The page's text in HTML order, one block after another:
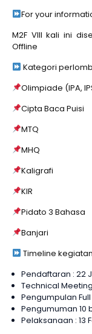
For your
M2F VIII kali ini
Offline
Kategori
Olimpiade (IPA,
Cipta Baca Puisi
MTQ
MHQ
Kaligrafi
KIR
Pidato 3 Bahasa
Banjari
Timeline kegiatan
Pendaftaran : 22
Technical
Pengumpulan
Pengumuman 10
Pelaksanaan : 13